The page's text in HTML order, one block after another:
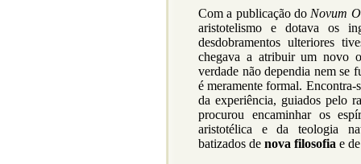
Com a publicação do Novum
aristotelismo e dotava os
desdobramentos ulteriores
chegava a atribuir um novo
verdade não dependia nem se
é meramente formal. Encontra-
da experiência, guiados pelo
procurou encaminhar os
aristotélica e da teologia
batizados de nova filosofia e